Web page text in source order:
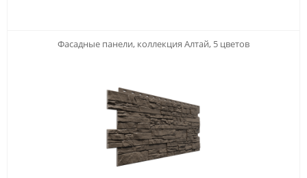
Фасадные панели, коллекция Алтай, 5 цветов